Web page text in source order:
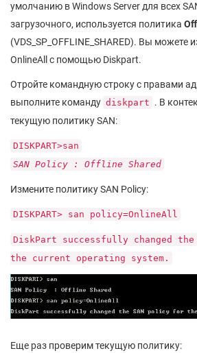
умолчанию в Windows Server для всех
загрузочного, используется политика
(VDS_SP_OFFLINE_SHARED). Вы можете
OnlineAll с помощью Diskpart.
Отройте командную строку с правами
выполните команду diskpart . В
текущую политику SAN:
DISKPART>san
SAN Policy : Offline Shared
Измените политику SAN Policy:
DISKPART> san policy=OnlineAll
DiskPart successfully changed
the current operating system.
Еще раз проверим текущую политику: